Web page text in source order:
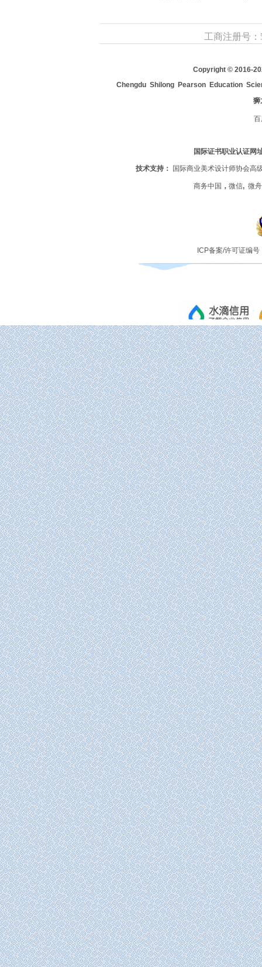
工商注册号：
Copyright © 2016-
Chengdu Shilong Pearson Education
狮
国际证书职业认证网
技术支持： 国际商业美术设计师协会高
商务中国 ， 微信, 微舟
ICP备案/许可证编